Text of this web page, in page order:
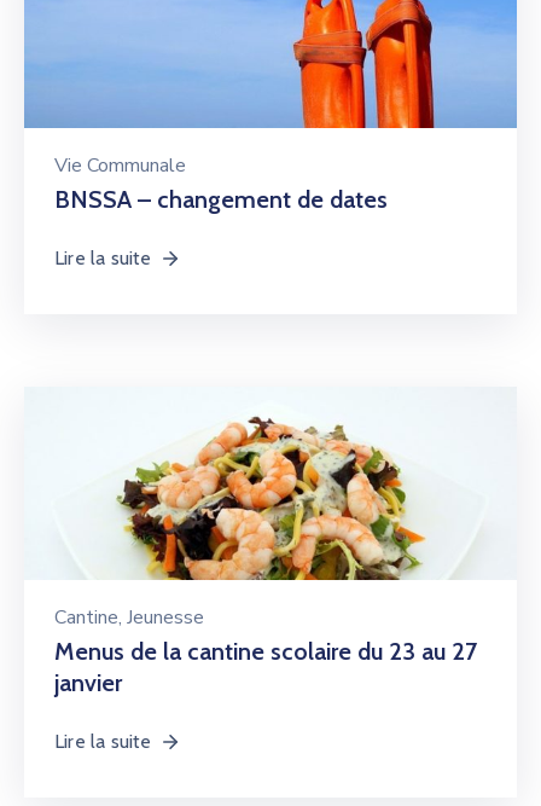
Vie Communale
BNSSA – changement de dates
Lire la suite
Cantine‚ Jeunesse
Menus de la cantine scolaire du 23 au 27
janvier
Lire la suite